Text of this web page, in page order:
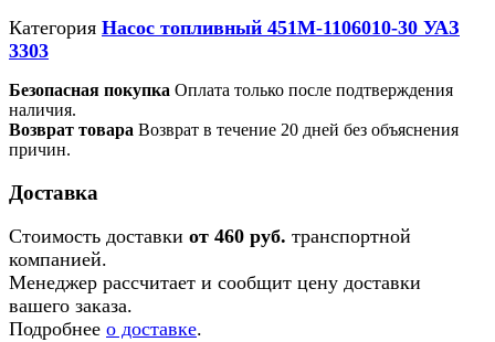
Категория Насос топливный 451М-1106010-30 УАЗ
3303
Безопасная покупка Оплата только после подтверждения
наличия.
Возврат товара Возврат в течение 20 дней без объяснения
причин.
Доставка
Стоимость доставки от 460 руб. транспортной
компанией.
Менеджер рассчитает и сообщит цену доставки
вашего заказа.
Подробнее о доставке.